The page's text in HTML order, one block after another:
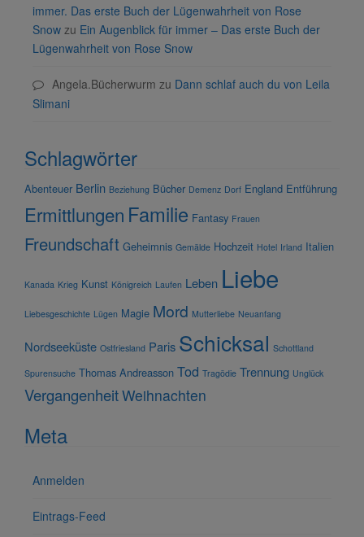
immer. Das erste Buch der Lügenwahrheit von Rose
Snow zu Ein Augenblick für immer – Das erste Buch der
Lügenwahrheit von Rose Snow
Angela.Bücherwurm zu Dann schlaf auch du von Leila
Slimani
Schlagwörter
Abenteuer Berlin Beziehung Bücher Demenz Dorf England Entführung
Ermittlungen Familie Fantasy Frauen
Freundschaft Geheimnis Gemälde Hochzeit Hotel Irland Italien
Kanada Krieg Kunst Königreich Laufen Leben Liebe
Liebesgeschichte Lügen Magie Mord Mutterliebe Neuanfang
Nordseeküste Ostfriesland Paris Schicksal Schottland
Spurensuche Thomas Andreasson Tod Tragödie Trennung Unglück
VergangenheitWeihnachten
Meta
Anmelden
Eintrags-Feed